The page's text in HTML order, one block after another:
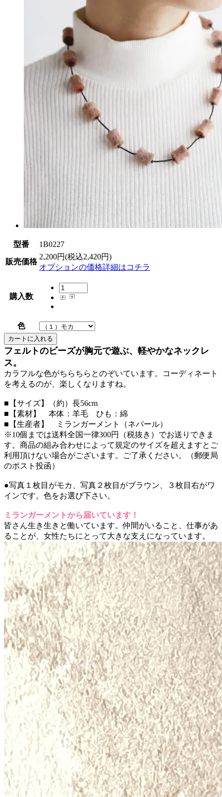
型番 1B0227
販売価格
2,200円(税込2,420円)
オプションの価格詳細はコチラ
購入数
色
フェルトのビーズが胸元で遊ぶ、軽やかなネックレ
ス。
カラフルな色がちらちらとのぞいています。コーディネート
を考えるのが、楽しくなりますね。
■【サイズ】（約）長56cm
■【素材】 本体：羊毛 ひも：綿
■【生産者】 ミランガーメント（ネパール）
※10個までは送料全国一律300円（税抜き）でお送りできま
す。商品の組み合わせによって規定のサイズを超えますとご
利用頂けない場合がございます。ご了承ください。（郵便局
のポスト投函）
●写真１枚目がモカ、写真２枚目がブラウン、３枚目右がワ
インです。色をお選び下さい。
ミランガーメントから届いています！
皆さん生き生きと働いています。仲間がいること、仕事があ
ることが、女性たちにとって大きな支えになっています。